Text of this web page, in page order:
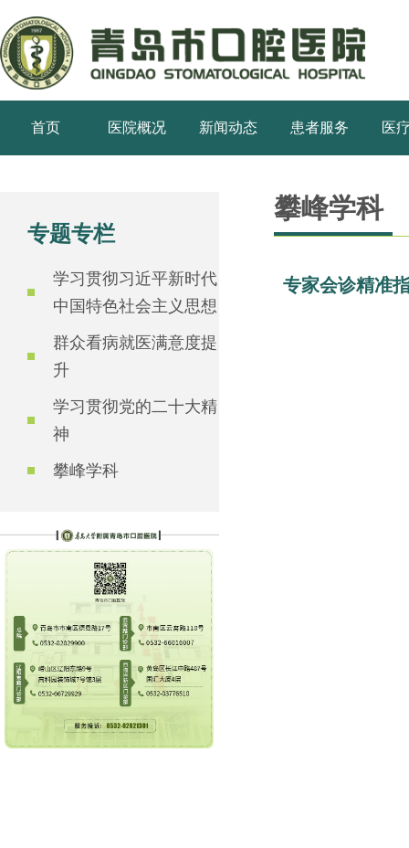
首页 医院概况 新闻动态 患者服务 医
专题专栏
学习贯彻习近平新时代
中国特色社会主义思想
群众看病就医满意度提
升
学习贯彻党的二十大精
神
攀峰学科
攀峰学科
专家会诊精准